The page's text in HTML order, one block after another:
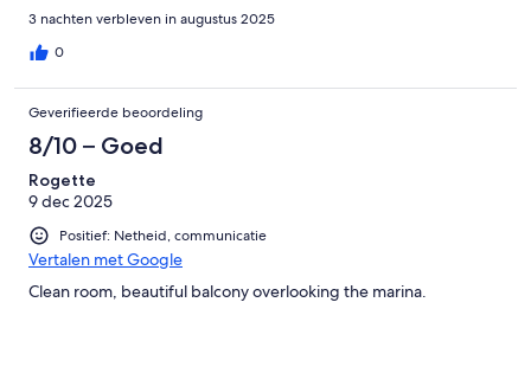
3 nachten verbleven in augustus 2025
0
Geverifieerde beoordeling
8/10 – Goed
Rogette
9 dec 2025
Positief: Netheid, communicatie
Vertalen met Google
Clean room, beautiful balcony overlooking the marina.